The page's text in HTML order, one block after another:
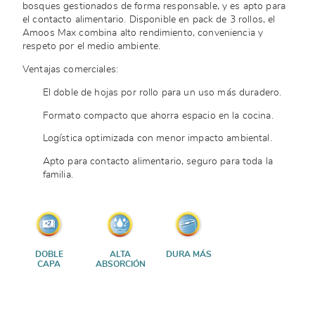
bosques gestionados de forma responsable, y es apto para
el contacto alimentario. Disponible en pack de 3 rollos, el
Amoos Max combina alto rendimiento, conveniencia y
respeto por el medio ambiente.
Ventajas comerciales:
El doble de hojas por rollo para un uso más duradero.
Formato compacto que ahorra espacio en la cocina.
Logística optimizada con menor impacto ambiental.
Apto para contacto alimentario, seguro para toda la
familia.
DOBLE
CAPA
ALTA
ABSORCIÓN
DURA MÁS